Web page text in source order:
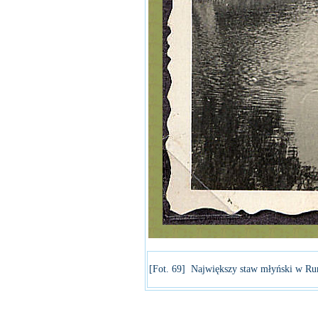
[Fot. 69] Największy staw młyński w